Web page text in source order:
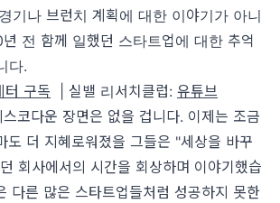
기나 브런치 계획에 대한 이야기가 아니
전 함께 일했던 스타트업에 대한 추억
다.
터 구독 | 실밸 리서치클럽: 유튜브
코다운 장면은 없을 겁니다. 이제는 조금
도 더 지혜로워졌을 그들은 "세상을 바꾸
회사에서의 시간을 회상하며 이야기했습
다른 많은 스타트업들처럼 성공하지 못한